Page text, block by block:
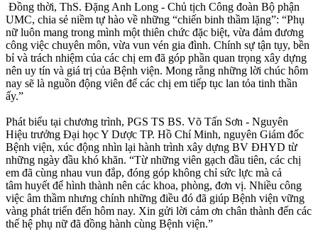
Đồng thời, ThS. Đặng Anh Long - Chủ tịch Công đoàn Bộ phận
UMC, chia sẻ niềm tự hào về những “chiến binh thầm lặng”: “Phụ
nữ luôn mang trong mình một thiên chức đặc biệt, vừa đảm đương
công việc chuyên môn, vừa vun vén gia đình. Chính sự tận tụy, bền
bỉ và trách nhiệm của các chị em đã góp phần quan trọng xây dựng
nên uy tín và giá trị của Bệnh viện. Mong rằng những lời chúc hôm
nay sẽ là nguồn động viên để các chị em tiếp tục lan tỏa tinh thần
ấy.”
Phát biểu tại chương trình, PGS TS BS. Võ Tấn Sơn - Nguyên
Hiệu trưởng Đại học Y Dược TP. Hồ Chí Minh, nguyên Giám đốc
Bệnh viện, xúc động nhìn lại hành trình xây dựng BV ĐHYD từ
những ngày đầu khó khăn. “Từ những viên gạch đầu tiên, các chị
em đã cùng nhau vun đắp, đóng góp không chỉ sức lực mà cả
tâm huyết để hình thành nên các khoa, phòng, đơn vị. Nhiều công
việc âm thầm nhưng chính những điều đó đã giúp Bệnh viện vững
vàng phát triển đến hôm nay. Xin gửi lời cảm ơn chân thành đến các
thế hệ phụ nữ đã đồng hành cùng Bệnh viện.”